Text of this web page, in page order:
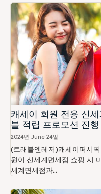
캐세이 회원 전용 신
블 적립 프로모션 진행
2024년 June 24일
(트래블앤레저)캐세이퍼시
원이 신세계면세점 쇼핑 시
세계면세점과...